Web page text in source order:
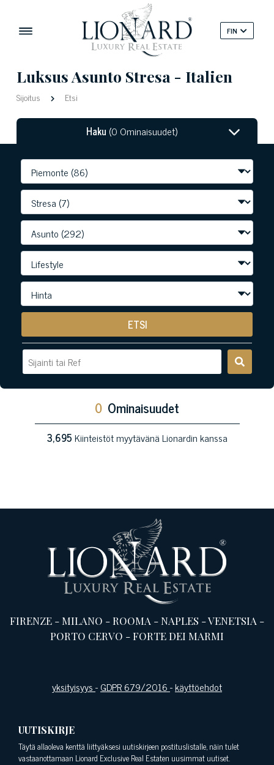
FIN
Luksus Asunto Stresa - Italien
Sijoitus Etsi
Haku (0 Ominaisuudet)
ETSI
0 Ominaisuudet
3,695Kiinteistöt myytävänä Lionardin kanssa
FIRENZE -MILANO -ROOMA -NAPLES -VENETSIA -
PORTO CERVO -FORTE DEI MARMI
yksityisyys-GDPR 679/2016-käyttöehdot
UUTISKIRJE
Täytä allaoleva kenttä liittyäksesi uutiskirjeen postituslistalle, näin tulet
vastaanottamaan Lionard Exclusive Real Estaten uusimmat uutiset.